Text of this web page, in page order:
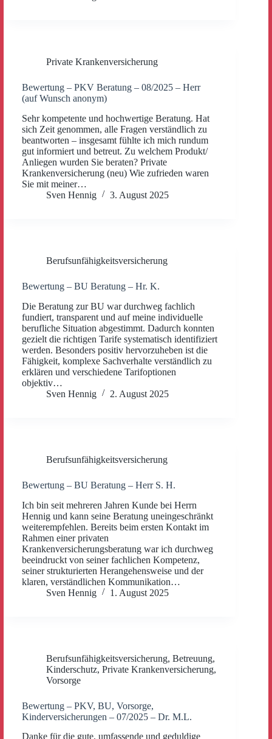
Private Krankenversicherung
Bewertung – PKV Beratung – 08/2025 – Herr
(auf Wunsch anonym)
Sehr kompetente und hochwertige Beratung. Hat
sich Zeit genommen, alle Fragen verständlich zu
beantworten – insgesamt fühlte ich mich rundum
gut informiert und betreut. Zu welchem Produkt/
Anliegen wurden Sie beraten? Private
Krankenversicherung (neu) Wie zufrieden waren
Sie mit meiner…
Sven Hennig
3. August 2025
Berufsunfähigkeitsversicherung
Bewertung – BU Beratung – Hr. K.
Die Beratung zur BU war durchweg fachlich
fundiert, transparent und auf meine individuelle
berufliche Situation abgestimmt. Dadurch konnten
gezielt die richtigen Tarife systematisch identifiziert
werden. Besonders positiv hervorzuheben ist die
Fähigkeit, komplexe Sachverhalte verständlich zu
erklären und verschiedene Tarifoptionen
objektiv…
Sven Hennig
2. August 2025
Berufsunfähigkeitsversicherung
Bewertung – BU Beratung – Herr S. H.
Ich bin seit mehreren Jahren Kunde bei Herrn
Hennig und kann seine Beratung uneingeschränkt
weiterempfehlen. Bereits beim ersten Kontakt im
Rahmen einer privaten
Krankenversicherungsberatung war ich durchweg
beeindruckt von seiner fachlichen Kompetenz,
seiner strukturierten Herangehensweise und der
klaren, verständlichen Kommunikation…
Sven Hennig
1. August 2025
Berufsunfähigkeitsversicherung, Betreuung,
Kinderschutz, Private Krankenversicherung,
Vorsorge
Bewertung – PKV, BU, Vorsorge,
Kinderversicherungen – 07/2025 – Dr. M.L.
Danke für die gute, umfassende und geduldige